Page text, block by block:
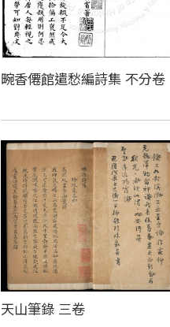
畹香僊館遣愁編詩集 不分卷
天山筆錄 三卷